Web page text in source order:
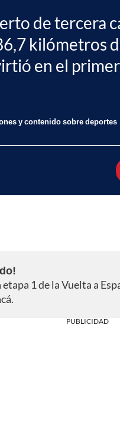
de tercera
kilómetros
en el
y contenido sobre deportes
1 de la Vuelta a
PUBLICIDAD